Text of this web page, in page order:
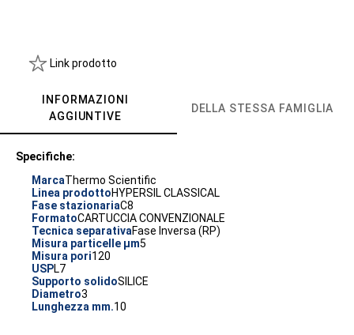
Link prodotto
INFORMAZIONI
AGGIUNTIVE
DELLA STESSA FAMIGLIA
Specifiche:
MarcaThermo Scientific
Linea prodottoHYPERSIL CLASSICAL
Fase stazionariaC8
FormatoCARTUCCIA CONVENZIONALE
Tecnica separativaFase Inversa (RP)
Misura particelle µm5
Misura pori120
USPL7
Supporto solidoSILICE
Diametro3
Lunghezza mm.10